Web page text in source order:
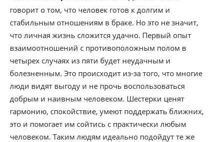
говорит о том, что человек готов к долгим и
стабильным отношениям в браке. Но это не значит,
что личная жизнь сложится удачно. Первый опыт
взаимоотношений с противоположным полом в
четырех случаях из пяти будет неудачным и
болезненным. Это происходит из-за того, что многие
люди видят выгоду и не прочь воспользоваться
добрым и наивным человеком. Шестерки ценят
гармонию, спокойствие, умеют поддержать ближних,
это и помогает им сойтись с практически любым
человеком. Таким людям идеально подойдут те же